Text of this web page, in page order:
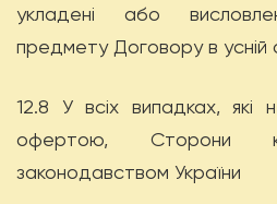
укладені або
предмету Договору в усній
12.8 У всіх випадках, які
офертою, Сторони
законодавством України